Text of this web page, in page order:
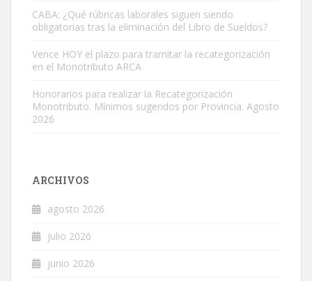
CABA: ¿Qué rúbricas laborales siguen siendo
obligatorias tras la eliminación del Libro de Sueldos?
Vence HOY el plazo para tramitar la recategorización
en el Monotributo ARCA
Honorarios para realizar la Recategorización
Monotributo. Mínimos sugeridos por Provincia. Agosto
2026
ARCHIVOS
agosto 2026
julio 2026
junio 2026